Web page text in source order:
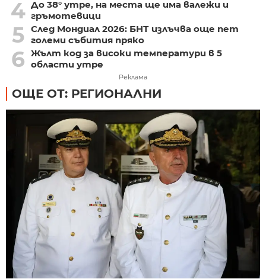
4 До 38° утре, на места ще има валежи и
гръмотевици
5 След Мондиал 2026: БНТ излъчва още пет
големи събития пряко
6 Жълт код за високи температури в 5
области утре
Реклама
ОЩЕ ОТ: РЕГИОНАЛНИ